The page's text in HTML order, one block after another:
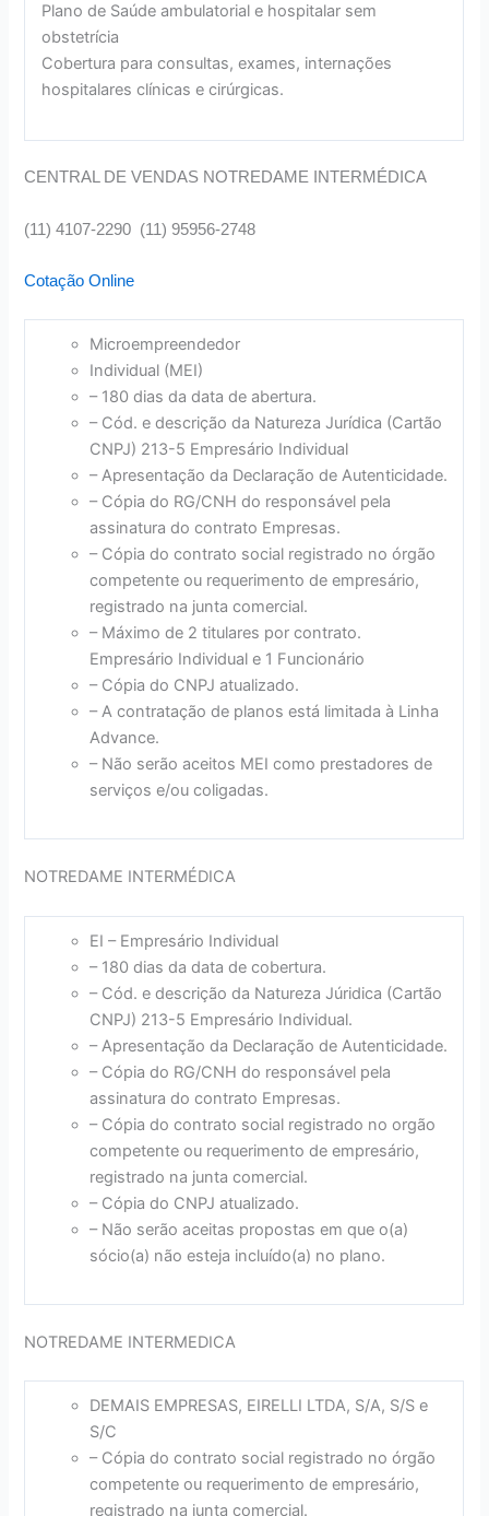
Plano de Saúde ambulatorial e hospitalar sem
obstetrícia
Cobertura para consultas, exames, internações
hospitalares clínicas e cirúrgicas.
CENTRAL DE VENDAS NOTREDAME INTERMÉDICA
(11) 4107-2290 (11) 95956-2748
Cotação Online
Microempreendedor
Individual (MEI)
– 180 dias da data de abertura.
– Cód. e descrição da Natureza Jurídica (Cartão
CNPJ) 213-5 Empresário Individual
– Apresentação da Declaração de Autenticidade.
– Cópia do RG/CNH do responsável pela
assinatura do contrato Empresas.
– Cópia do contrato social registrado no órgão
competente ou requerimento de empresário,
registrado na junta comercial.
– Máximo de 2 titulares por contrato.
Empresário Individual e 1 Funcionário
– Cópia do CNPJ atualizado.
– A contratação de planos está limitada à Linha
Advance.
– Não serão aceitos MEI como prestadores de
serviços e/ou coligadas.
NOTREDAME INTERMÉDICA
EI – Empresário Individual
– 180 dias da data de cobertura.
– Cód. e descrição da Natureza Júridica (Cartão
CNPJ) 213-5 Empresário Individual.
– Apresentação da Declaração de Autenticidade.
– Cópia do RG/CNH do responsável pela
assinatura do contrato Empresas.
– Cópia do contrato social registrado no orgão
competente ou requerimento de empresário,
registrado na junta comercial.
– Cópia do CNPJ atualizado.
– Não serão aceitas propostas em que o(a)
sócio(a) não esteja incluído(a) no plano.
NOTREDAME INTERMEDICA
DEMAIS EMPRESAS, EIRELLI LTDA, S/A, S/S e
S/C
– Cópia do contrato social registrado no órgão
competente ou requerimento de empresário,
registrado na junta comercial.